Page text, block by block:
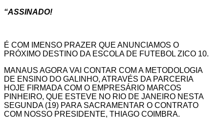
“ASSINADO!
É COM IMENSO PRAZER QUE ANUNCIAMOS O
PRÓXIMO DESTINO DA ESCOLA DE FUTEBOL ZICO 10.
MANAUS AGORA VAI CONTAR COM A METODOLOGIA
DE ENSINO DO GALINHO, ATRAVÉS DA PARCERIA
HOJE FIRMADA COM O EMPRESÁRIO MARCOS
PINHEIRO, QUE ESTEVE NO RIO DE JANEIRO NESTA
SEGUNDA (19) PARA SACRAMENTAR O CONTRATO
COM NOSSO PRESIDENTE, THIAGO COIMBRA.